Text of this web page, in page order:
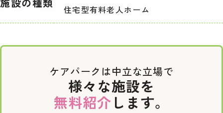
施設の種類 住宅型有料老人ホーム
ケアパークは中立な立場で
様々な施設を
無料紹介 します。